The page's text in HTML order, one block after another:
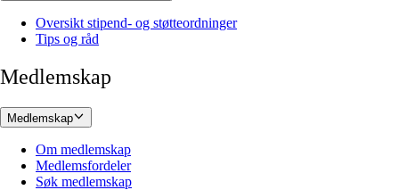
Oversikt stipend- og støtteordninger
Tips og råd
Medlemskap
Medlemskap
Om medlemskap
Medlemsfordeler
Søk medlemskap